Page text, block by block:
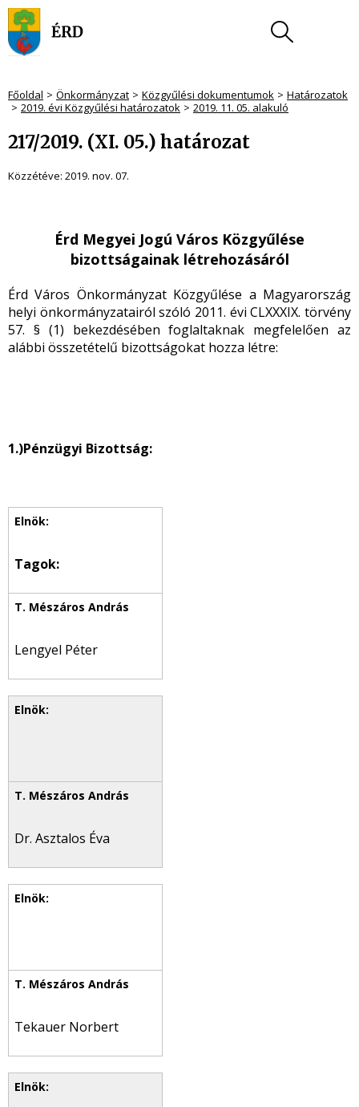
Főoldal Önkormányzat Közgyűlési dokumentumok
Határozatok
2019. évi Közgyűlési határozatok
2019. 11. 05. alakuló
217/2019. (XI. 05.) határozat
Közzétéve: 2019. nov. 07.
Érd Megyei Jogú Város Közgyűlése
bizottságainak létrehozásáról
Érd Város Önkormányzat Közgyűlése a Magyarország
helyi önkormányzatairól szóló 2011. évi CLXXXIX. törvény
57. § (1) bekezdésében foglaltaknak megfelelően az
alábbi összetételű bizottságokat hozza létre:
1.)Pénzügyi Bizottság:
Tagok:
Lengyel Péter
Dr. Asztalos Éva
Tekauer Norbert